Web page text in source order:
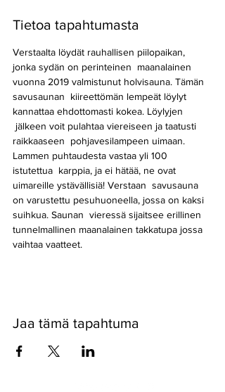
Tietoa tapahtumasta
Verstaalta löydät rauhallisen piilopaikan,
jonka sydän on perinteinen  maanalainen
vuonna 2019 valmistunut holvisauna. Tämän
savusaunan  kiireettömän lempeät löylyt
kannattaa ehdottomasti kokea. Löylyjen
jälkeen voit pulahtaa viereiseen ja taatusti
raikkaaseen  pohjavesilampeen uimaan.
Lammen puhtaudesta vastaa yli 100
istutettua  karppia, ja ei hätää, ne ovat
uimareille ystävällisiä! Verstaan  savusauna
on varustettu pesuhuoneella, jossa on kaksi
suihkua. Saunan  vieressä sijaitsee erillinen
tunnelmallinen maanalainen takkatupa jossa
vaihtaa vaatteet.
Jaa tämä tapahtuma